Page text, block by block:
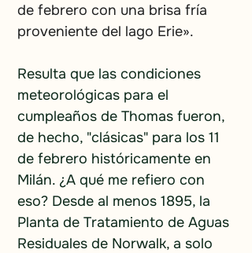
de febrero con una brisa fría
proveniente del lago Erie».
Resulta que las condiciones
meteorológicas para el
cumpleaños de Thomas fueron,
de hecho, "clásicas" para los 11
de febrero históricamente en
Milán. ¿A qué me refiero con
eso? Desde al menos 1895, la
Planta de Tratamiento de Aguas
Residuales de Norwalk, a solo